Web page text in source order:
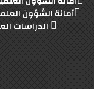
أمانة الشؤون العلمية :
الدراسات العليا :